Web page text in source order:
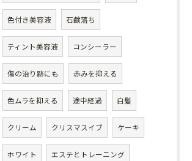
色付き美容液 石鹸落ち
ティント美容液 コンシーラー
傷の治り跡にも 赤みを抑える
色ムラを抑える 途中経過 白髪
クリーム クリスマスイブ ケーキ
ホワイト エステとトレーニング